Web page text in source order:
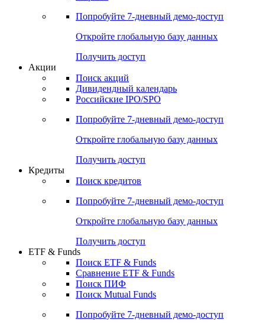
Cbonds Pages
Опросы
Попробуйте7-дневный
Откройте глобальную базу данных
Получить доступ
Поиск акций
Российские IPO/SPO
Попробуйте7-дневный
Откройте глобальную базу данных
Получить доступ
Поиск кредитов
Попробуйте7-дневный
Откройте глобальную базу данных
Получить доступ
ETF & Funds
Сравнение ETF & Funds